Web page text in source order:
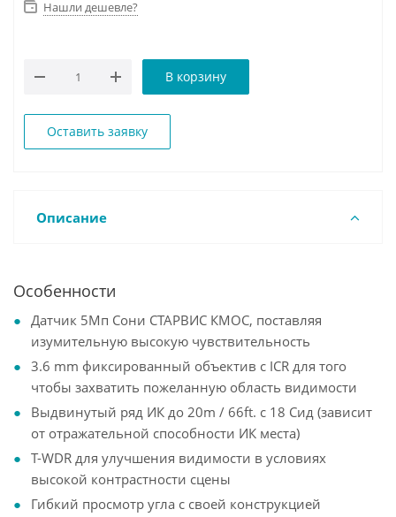
Нашли дешевле?
В корзину
Оставить заявку
Описание
Особенности
Датчик 5Мп Сони СТАРВИС КМОС, поставляя
изумительную высокую чувствительность
3.6 mm фиксированный объектив с ICR для того
чтобы захватить пожеланную область видимости
Выдвинутый ряд ИК до 20m / 66ft. с 18 Сид (зависит
от отражательной способности ИК места)
T-WDR для улучшения видимости в условиях
высокой контрастности сцены
Гибкий просмотр угла с своей конструкцией